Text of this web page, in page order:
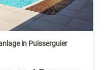
in Puisserguier